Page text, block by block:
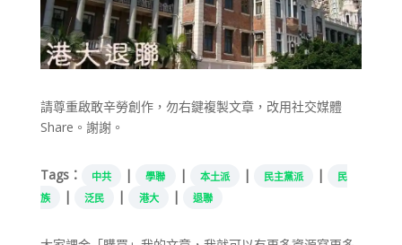
請尊重啟敢辛勞創作，勿右鍵複製文章，改用社交媒體
Share。謝謝。
Tags： 中共 | 學聯 | 本土派 | 民主黨派 |
民
族
| 泛民 | 港大 | 退聯